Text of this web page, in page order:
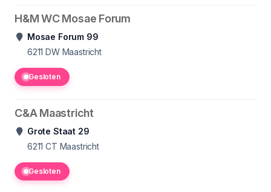
H&M WC Mosae Forum
Mosae Forum 99
6211 DW Maastricht
Gesloten
C&A Maastricht
Grote Staat 29
6211 CT Maastricht
Gesloten